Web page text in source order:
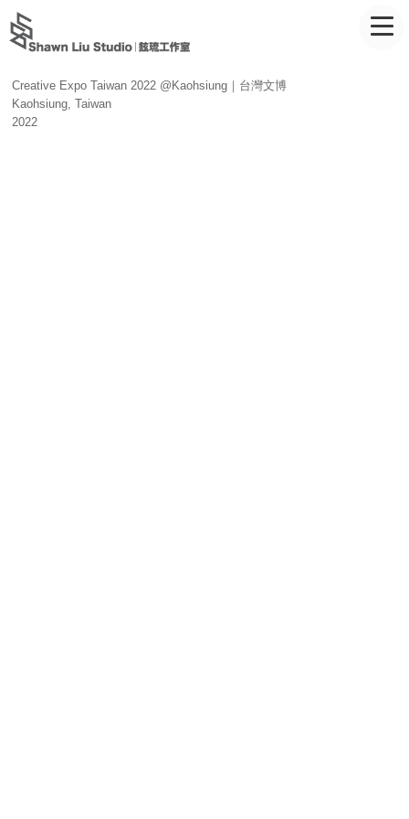
Creative Expo Taiwan 2022 @Kaohsiung｜台灣文博
Kaohsiung, Taiwan
2022